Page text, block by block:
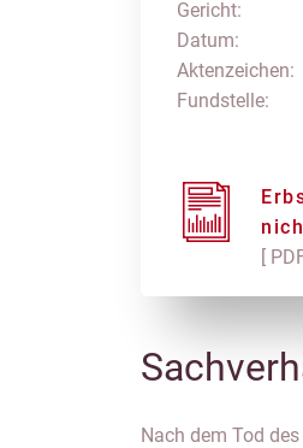
Gericht:
Datum:
Aktenzeichen:
Fundstelle:
[
Nach dem Tod
seine